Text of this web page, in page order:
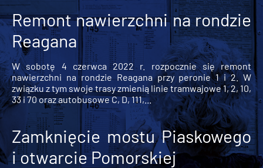
Remont nawierzchni na rondzie
Reagana
W sobotę 4 czerwca 2022 r. rozpocznie się remont
nawierzchni na rondzie Reagana przy peronie 1 i 2. W
związku z tym swoje trasy zmienią linie tramwajowe 1, 2, 10,
33 i 70 oraz autobusowe C, D, 111,...
Zamknięcie mostu Piaskowego
i otwarcie Pomorskiej